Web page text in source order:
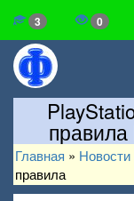
3 0
Главная » Новости
правила